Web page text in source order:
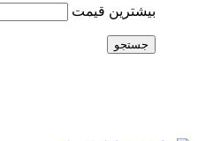
بیشترین قیمت
جستجو